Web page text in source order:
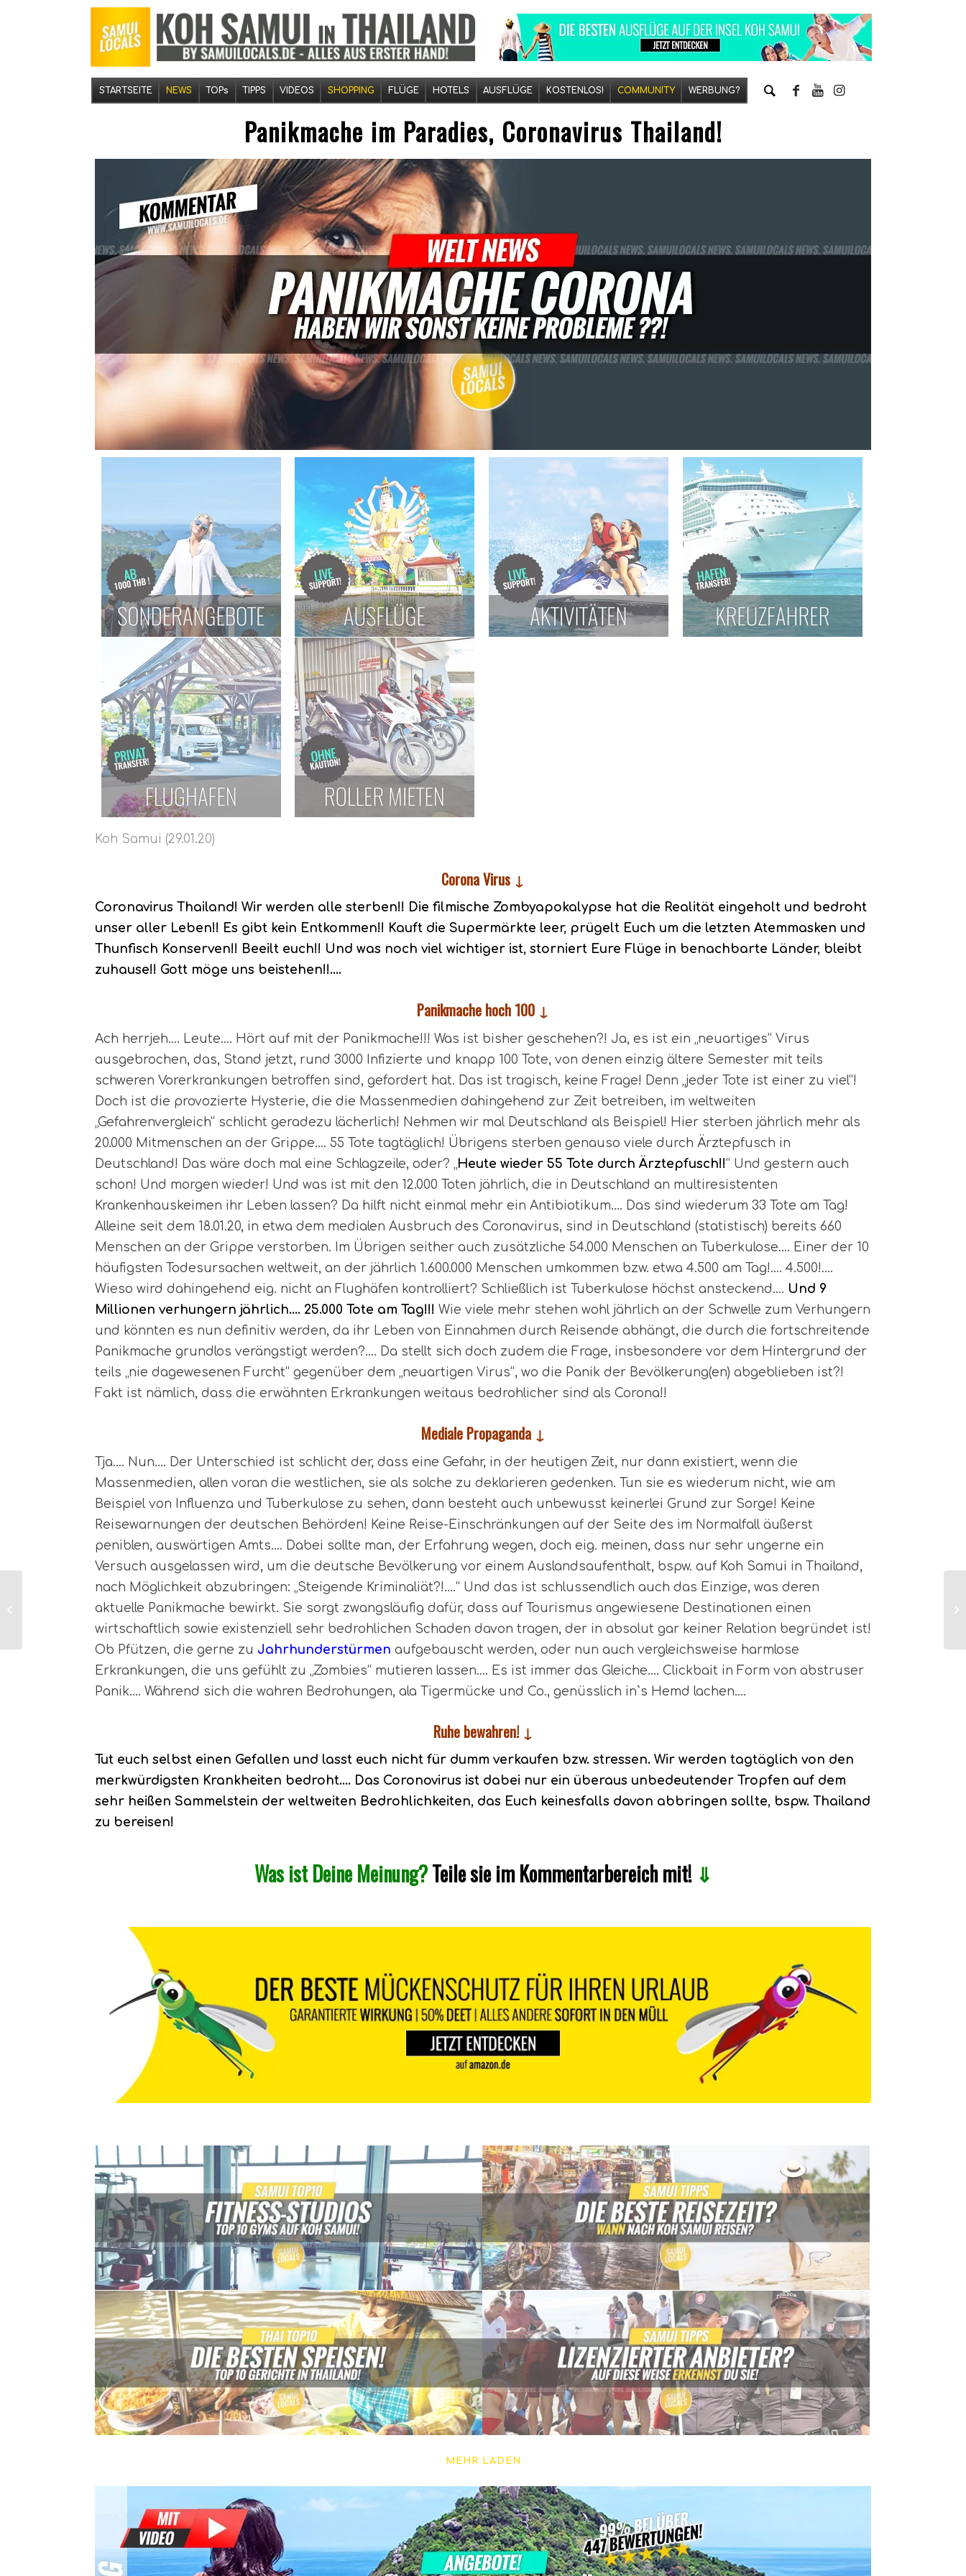
STARTSEITE NEWS TOPs TIPPS VIDEOS SHOPPING FLÜGE HOTELS AUSFLÜGE KOSTENLOS! COMMUNITY WERBUNG?
Panikmache im Paradies, Coronavirus Thailand!
Koh Samui (29.01.20)
Corona Virus ↓
Coronavirus Thailand! Wir werden alle sterben!! Die filmische Zombyapokalypse hat die Realität eingeholt und bedroht
unser aller Leben!! Es gibt kein Entkommen!! Kauft die Supermärkte leer, prügelt Euch um die letzten Atemmasken und
Thunfisch Konserven!! Beeilt euch!! Und was noch viel wichtiger ist, storniert Eure Flüge in benachbarte Länder, bleibt
zuhause!! Gott möge uns beistehen!!….
Panikmache hoch 100 ↓
Ach herrjeh…. Leute…. Hört auf mit der Panikmache!!! Was ist bisher geschehen?! Ja, es ist ein „neuartiges“ Virus
ausgebrochen, das, Stand jetzt, rund 3000 Infizierte und knapp 100 Tote, von denen einzig ältere Semester mit teils
schweren Vorerkrankungen betroffen sind, gefordert hat. Das ist tragisch, keine Frage! Denn „jeder Tote ist einer zu viel“!
Doch ist die provozierte Hysterie, die die Massenmedien dahingehend zur Zeit betreiben, im weltweiten
„Gefahrenvergleich“ schlicht geradezu lächerlich! Nehmen wir mal Deutschland als Beispiel! Hier sterben jährlich mehr als
20.000 Mitmenschen an der Grippe…. 55 Tote tagtäglich! Übrigens sterben genauso viele durch Ärztepfusch in
Deutschland! Das wäre doch mal eine Schlagzeile, oder? „Heute wieder 55 Tote durch Ärztepfusch!!“ Und gestern auch
schon! Und morgen wieder! Und was ist mit den 12.000 Toten jährlich, die in Deutschland an multiresistenten
Krankenhauskeimen ihr Leben lassen? Da hilft nicht einmal mehr ein Antibiotikum…. Das sind wiederum 33 Tote am Tag!
Alleine seit dem 18.01.20, in etwa dem medialen Ausbruch des Coronavirus, sind in Deutschland (statistisch) bereits 660
Menschen an der Grippe verstorben. Im Übrigen seither auch zusätzliche 54.000 Menschen an Tuberkulose…. Einer der 10
häufigsten Todesursachen weltweit, an der jährlich 1.600.000 Menschen umkommen bzw. etwa 4.500 am Tag!…. 4.500!….
Wieso wird dahingehend eig. nicht an Flughäfen kontrolliert? Schließlich ist Tuberkulose höchst ansteckend…. Und 9
Millionen verhungern jährlich…. 25.000 Tote am Tag!!! Wie viele mehr stehen wohl jährlich an der Schwelle zum Verhungern
und könnten es nun definitiv werden, da ihr Leben von Einnahmen durch Reisende abhängt, die durch die fortschreitende
Panikmache grundlos verängstigt werden?…. Da stellt sich doch zudem die Frage, insbesondere vor dem Hintergrund der
teils „nie dagewesenen Furcht“ gegenüber dem „neuartigen Virus“, wo die Panik der Bevölkerung(en) abgeblieben ist?!
Fakt ist nämlich, dass die erwähnten Erkrankungen weitaus bedrohlicher sind als Corona!!
Mediale Propaganda ↓
Tja…. Nun…. Der Unterschied ist schlicht der, dass eine Gefahr, in der heutigen Zeit, nur dann existiert, wenn die
Massenmedien, allen voran die westlichen, sie als solche zu deklarieren gedenken. Tun sie es wiederum nicht, wie am
Beispiel von Influenza und Tuberkulose zu sehen, dann besteht auch unbewusst keinerlei Grund zur Sorge! Keine
Reisewarnungen der deutschen Behörden! Keine Reise-Einschränkungen auf der Seite des im Normalfall äußerst
peniblen, auswärtigen Amts…. Dabei sollte man, der Erfahrung wegen, doch eig. meinen, dass nur sehr ungerne ein
Versuch ausgelassen wird, um die deutsche Bevölkerung vor einem Auslandsaufenthalt, bspw. auf Koh Samui in Thailand,
nach Möglichkeit abzubringen: „Steigende Kriminaliät?!….“ Und das ist schlussendlich auch das Einzige, was deren
aktuelle Panikmache bewirkt. Sie sorgt zwangsläufig dafür, dass auf Tourismus angewiesene Destinationen einen
wirtschaftlich sowie existenziell sehr bedrohlichen Schaden davon tragen, der in absolut gar keiner Relation begründet ist!
Ob Pfützen, die gerne zu Jahrhunderstürmen aufgebauscht werden, oder nun auch vergleichsweise harmlose
Erkrankungen, die uns gefühlt zu „Zombies“ mutieren lassen…. Es ist immer das Gleiche…. Clickbait in Form von abstruser
Panik…. Während sich die wahren Bedrohungen, ala Tigermücke und Co., genüsslich in`s Hemd lachen….
Ruhe bewahren! ↓
Tut euch selbst einen Gefallen und lasst euch nicht für dumm verkaufen bzw. stressen. Wir werden tagtäglich von den
merkwürdigsten Krankheiten bedroht…. Das Coronovirus ist dabei nur ein überaus unbedeutender Tropfen auf dem
sehr heißen Sammelstein der weltweiten Bedrohlichkeiten, das Euch keinesfalls davon abbringen sollte, bspw. Thailand
zu bereisen!
Was ist Deine Meinung?Teile sie im Kommentarbereich mit!⇓
MEHR LADEN
Ist jede Koh Samui